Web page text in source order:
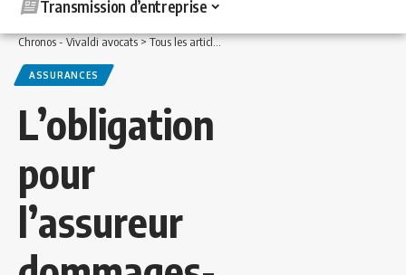
Transmission d’entreprise
Chronos - Vivaldi avocats>Tous les articles >Immobilier>Assurances>
ASSURANCES
L’obligation
pour
l’assureur